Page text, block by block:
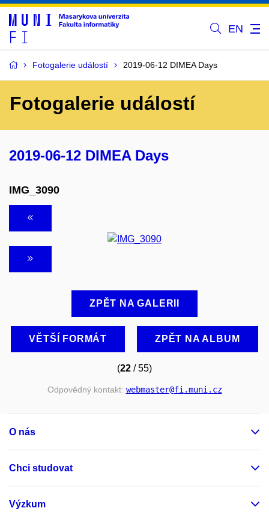
EN
Fotogalerie událostí 2019-06-12 DIMEA Days
Fotogalerie událostí
2019-06-12 DIMEA Days
IMG_3090
ZPĚT NA GALERII
VĚTŠÍ FORMÁT ZPĚT NA ALBUM
(22 / 55)
Odpovědný kontakt: webmaster@fi.muni.cz
O nás
Chci studovat
Výzkum